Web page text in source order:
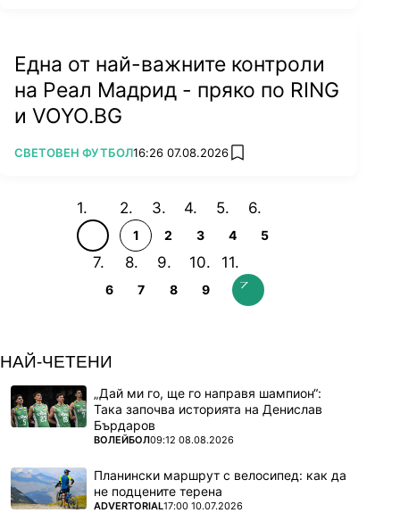
Една от най-важните контроли
на Реал Мадрид - пряко по RING
и VOYO.BG
ПОВЕЧЕ ОТ
СВЕТОВЕН ФУТБОЛ16:26 07.08.2026 add favorites
1 2 3 4 5
6 7 8 9
НАЙ-ЧЕТЕНИ
„Дай ми го, ще го направя шампион“:
Така започва историята на Денислав
Бърдаров
ПОВЕЧЕ ОТ
ВОЛЕЙБОЛ09:12 08.08.2026
Планински маршрут с велосипед: как да
не подцените терена
ПОВЕЧЕ ОТ
ADVERTORIAL17:00 10.07.2026